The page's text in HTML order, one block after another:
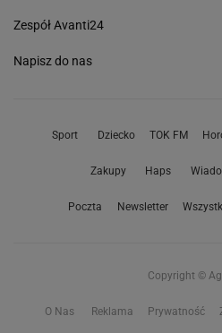
Zespół Avanti24
Napisz do nas
Sport Dziecko TOK FM
Zakupy Haps
Poczta Newsletter
Copyright ©
O Nas Reklama Prywatność